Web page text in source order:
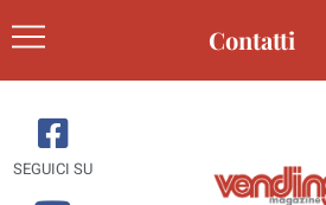
Contatti
SEGUICI SU